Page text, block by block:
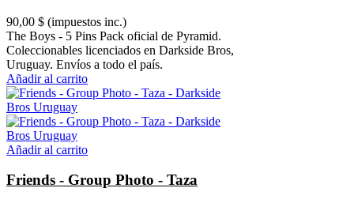
90,00 $ (impuestos inc.)
The Boys - 5 Pins Pack oficial de Pyramid.
Coleccionables licenciados en Darkside Bros,
Uruguay. Envíos a todo el país.
Añadir al carrito
Añadir al carrito
Friends - Group Photo - Taza